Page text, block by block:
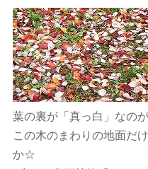
葉の裏が「真っ白」なの
この木のまわりの地面だ
か☆